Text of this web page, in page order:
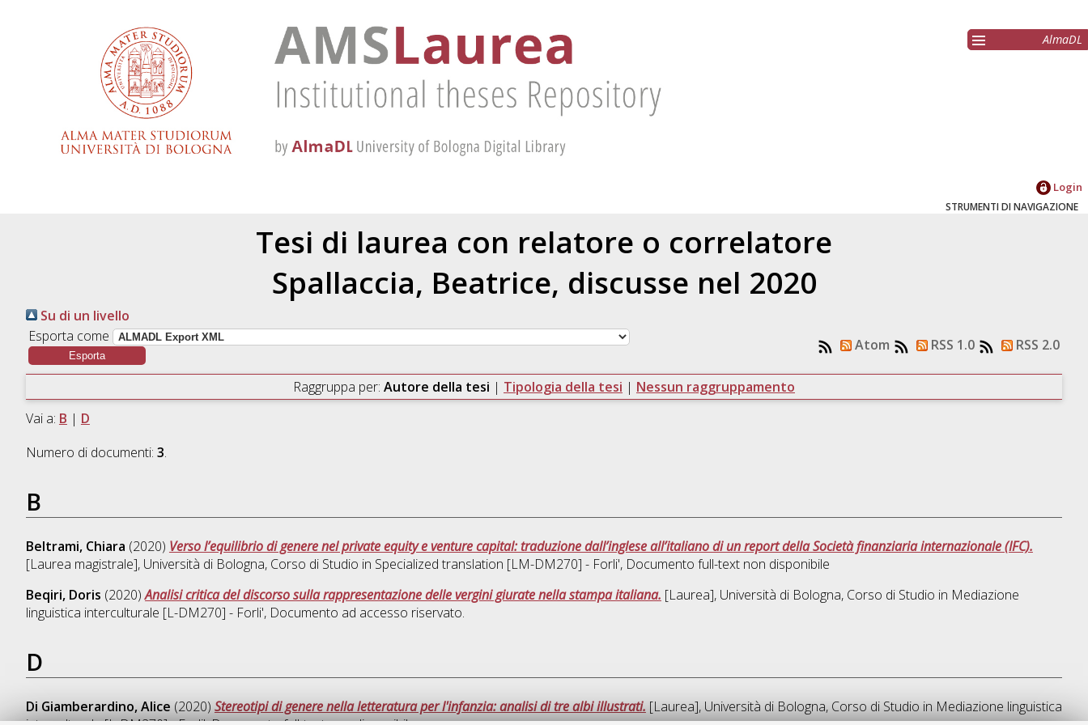
AlmaDL
Login
STRUMENTI DI NAVIGAZIONE
Tesi di laurea con relatore o correlatore
Spallaccia, Beatrice, discusse nel 2020
Su di un livello
Esporta come
Atom RSS 1.0 RSS 2.0
Raggruppa per: Autore della tesi | Tipologia della tesi | Nessun raggruppamento
Vai a: B | D
Numero di documenti: 3.
B
Beltrami, Chiara (2020) Verso l’equilibrio di genere nel private equity e venture capital: traduzione dall’inglese all’italiano di un report della Società finanziaria internazionale (IFC).
[Laurea magistrale], Università di Bologna, Corso di Studio in Specialized translation [LM-DM270] - Forli', Documento full-text non disponibile
Beqiri, Doris (2020)Analisi critica del discorso sulla rappresentazione delle vergini giurate nella stampa italiana. [Laurea], Università di Bologna, Corso di Studio in Mediazione
linguistica interculturale [L-DM270] - Forli', Documento ad accesso riservato.
D
Di Giamberardino, Alice (2020) Stereotipi di genere nella letteratura per l'infanzia: analisi di tre albi illustrati. [Laurea], Università di Bologna, Corso di Studio in Mediazione linguistica